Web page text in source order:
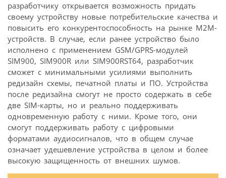
разработчику открывается возможность придать
своему устройству новые потребительские качества и
повысить его конкурентоспособность на рынке М2М-
устройств. В случае, если ранее устройство было
исполнено с применением GSM/GPRS-модулей
SIM900, SIM900R или SIM900RST64, разработчик
сможет с минимальными усилиями выполнить
редизайн схемы, печатной платы и ПО. Устройства
после редизайна смогут не просто содержать в себе
две SIM-карты, но и реально поддерживать
одновременную работу с ними. Кроме того, они
смогут поддерживать работу с цифровыми
форматами аудиосигналов, что в общем случае
означает удешевление устройства в целом и более
высокую защищенность от внешних шумов.